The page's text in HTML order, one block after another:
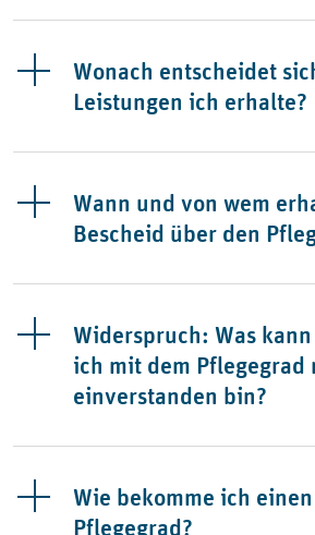
Wonach entscheidet
Leistungen ich erhalte?
Wann und von wem
Bescheid über den
Widerspruch: Was
ich mit dem Pflegegrad
einverstanden bin?
Wie bekomme ich
Pflegegrad?